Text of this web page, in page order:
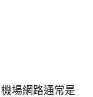
場網路通常是